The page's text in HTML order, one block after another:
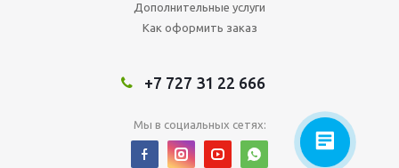
Дополнительные услуги
Как оформить заказ
+7 727 31 22 666
Мы в социальных сетях: